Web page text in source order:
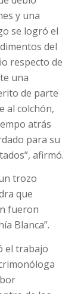
y una
se logró el
del
respecto de
una
de parte
al colchón,
atrás
para su
afirmó.
trozo
que
fueron
Blanca”.
el trabajo